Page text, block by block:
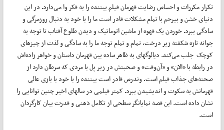
تکرار مکررات و احساس رضایت قهرمان فیلم بیننده را به فکر وا می‌دارد. در این
دنیای خشن و بیرحم با تمام مشکلات قادر است ما را با خود به دنبال روزمرگی و
سادگی ببرد. خوردن یک قهوه از ماشین اتوماتیک و دیدن طلوع آفتاب تا توجه به
جوانه تازه شکفته زیر درخت، تمام و تمام توجه ما را به سادگی و لذت از چیزهای
کوچک جلب می‌کند. دیالوگهای به ظاهر ساده بین قهرمان داستان و خواهر زاده‌اش
در رابطه با «الان» و «آن‌وقت» و صحبتش در زیر پل با مردی که سرطان دارد از
صحنه‌های جذاب فیلم است. وندرس قادر است بیننده را با خود با بازی عالی
قهرمانش به سکوت و اندیشیدن ببرد. کمتر فیلمی در سالهای اخیر چنین توانایی را
نشان داده است. این قصه نمایانگر سطحی از تکامل ذهنی و قدرت بیان کارگردان
است.